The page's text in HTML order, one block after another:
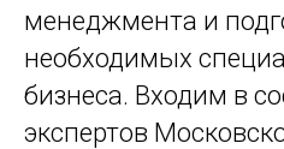
менеджмента и
необходимых
бизнеса. Входим в
экспертов